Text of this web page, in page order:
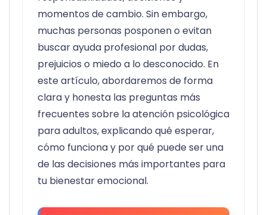
momentos de cambio. Sin embargo,
muchas personas posponen o evitan
buscar ayuda profesional por dudas,
prejuicios o miedo a lo desconocido. En
este artículo, abordaremos de forma
clara y honesta las preguntas más
frecuentes sobre la atención psicológica
para adultos, explicando qué esperar,
cómo funciona y por qué puede ser una
de las decisiones más importantes para
tu bienestar emocional.